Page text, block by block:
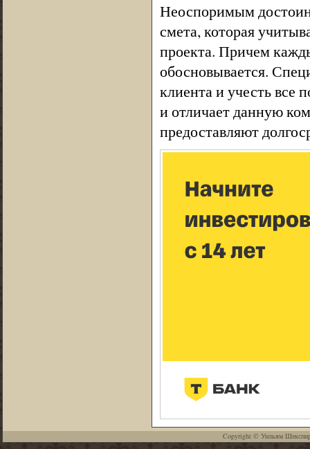
Неоспоримым
смета, которая
проекта. Причем
обосновывается.
клиента и учесть все
и отличает данную
предоставляют
Copyright © Уильям